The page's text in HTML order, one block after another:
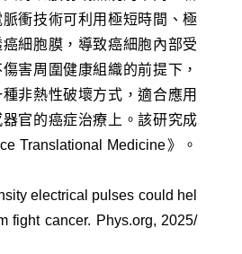
衝技術可利用極短時間、極
細胞膜，導致癌細胞內部受
害周圍健康組織的前提下，
非熱性破壞方式，適合應用
官的癌症治療上。該研究成
Translational Medicine》。
electrical pulses could hel
fight cancer. Phys.org, 2025/